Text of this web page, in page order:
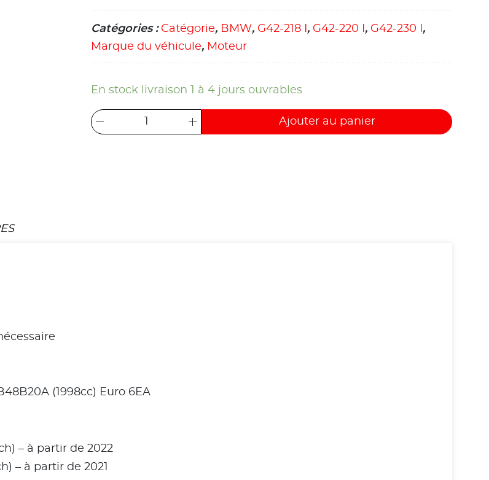
Catégories : Catégorie, BMW, G42-218 I , G42-220 I , G42-230 I ,
Marque du véhicule, Moteur
En stock livraison 1 à 4 jours ouvrables
Ajouter au panier
(1998cc) Euro 6EA
– à partir de 2022
– à partir de 2021